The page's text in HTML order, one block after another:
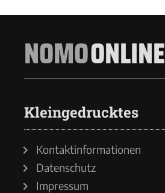
NOMOONLINE
Kleingedrucktes
Kontaktinformationen
Datenschutz
Impressum